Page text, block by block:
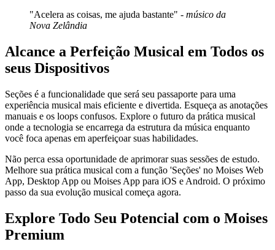
"Acelera as coisas, me ajuda bastante" - músico da
Nova Zelândia
Alcance a Perfeição Musical em Todos os
seus Dispositivos
Seções é a funcionalidade que será seu passaporte para uma
experiência musical mais eficiente e divertida. Esqueça as anotações
manuais e os loops confusos. Explore o futuro da prática musical
onde a tecnologia se encarrega da estrutura da música enquanto
você foca apenas em aperfeiçoar suas habilidades.
Não perca essa oportunidade de aprimorar suas sessões de estudo.
Melhore sua prática musical com a função 'Seções' no Moises Web
App, Desktop App ou Moises App para iOS e Android. O próximo
passo da sua evolução musical começa agora.
Explore Todo Seu Potencial com o Moises
Premium